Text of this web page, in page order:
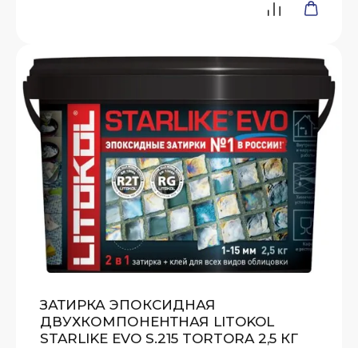
ЗАТИРКА ЭПОКСИДНАЯ
ДВУХКОМПОНЕНТНАЯ LITOKOL
STARLIKE EVO S.215 TORTORA 2,5 КГ